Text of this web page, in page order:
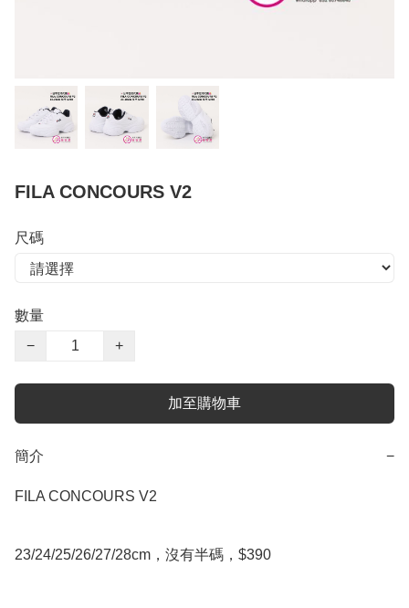
FILA CONCOURS V2
尺碼
數量
−
+
加至購物車
簡介 −
FILA CONCOURS V2